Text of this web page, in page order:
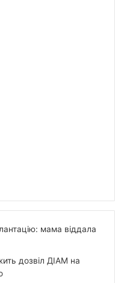
мама віддала
дозвіл ДІАМ на